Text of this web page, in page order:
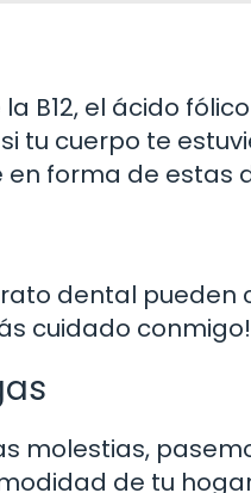
B12, el ácido
tu cuerpo te
forma de estas
dental pueden
cuidado
molestias,
de tu